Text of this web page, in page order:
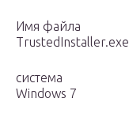
Имя файла
TrustedInstaller.exe
система
Windows 7